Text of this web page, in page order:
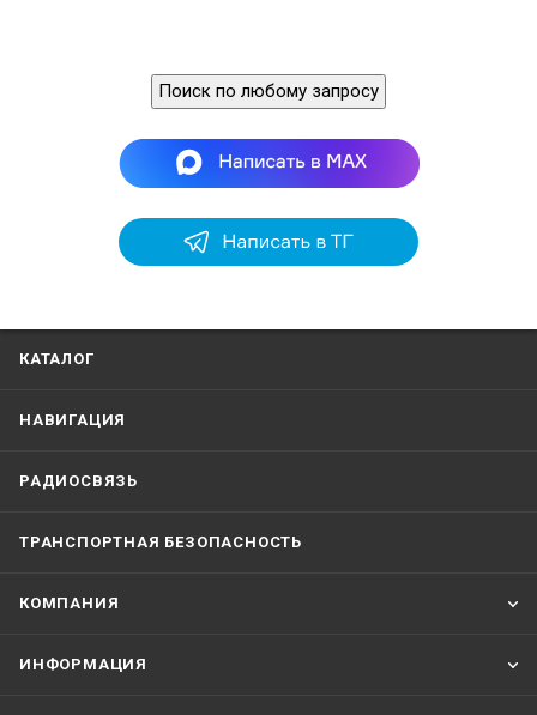
Поиск по любому запросу
КАТАЛОГ
НАВИГАЦИЯ
РАДИОСВЯЗЬ
ТРАНСПОРТНАЯ БЕЗОПАСНОСТЬ
КОМПАНИЯ
ИНФОРМАЦИЯ